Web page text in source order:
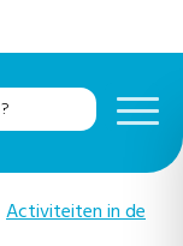
Activiteiten in de